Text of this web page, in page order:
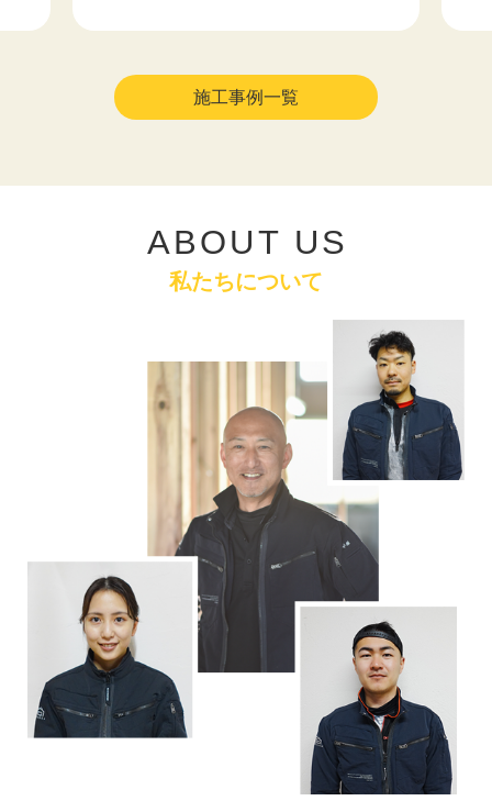
施工事例一覧
ABOUT US
私たちについて